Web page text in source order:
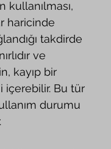
haricinde
takdirde
ve
kayıp bir
içerebilir. Bu tür
durumu